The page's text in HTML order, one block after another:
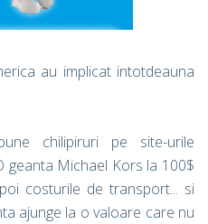
au implicat intotdeauna
chilipiruri pe site-urile
geanta Michael Kors la 100$
costurile de transport... si
ajunge la o valoare care nu